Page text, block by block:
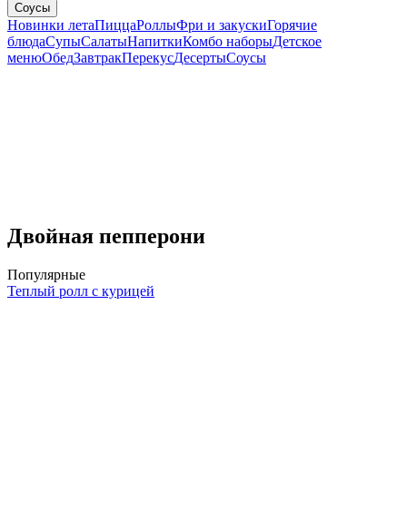
Соусы
Новинки летаПиццаРоллыФри и закускиГорячие
блюдаСупыСалатыНапиткиКомбо наборыДетское
менюОбедЗавтракПерекусДесертыСоусы
Двойная пепперони
Популярные
Теплый ролл с курицей